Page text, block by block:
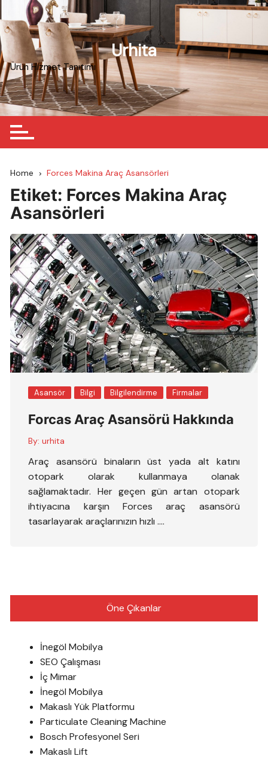
to
content
Urhita
Ürün Hizmet Tanıtımı
Home Forces Makina Araç Asansörleri
Etiket: Forces Makina Araç
Asansörleri
Asansör Bilgi Bilgilendirme Firmalar
Forcas Araç Asansörü Hakkında
By: urhita
Araç asansörü binaların üst yada alt katını
otopark olarak kullanmaya olanak
sağlamaktadır. Her geçen gün artan otopark
ihtiyacına karşın Forces araç asansörü
tasarlayarak araçlarınızın hızlı ….
Öne Çıkanlar
İnegöl Mobilya
SEO Çalışması
İç Mimar
İnegöl Mobilya
Makaslı Yük Platformu
Particulate Cleaning Machine
Bosch Profesyonel Seri
Makaslı Lift